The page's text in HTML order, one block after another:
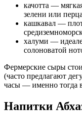
качотта —
зелени или
кашкавал —
халуми —
солоноватой
Фермерские сыры
(часто предлагают
часы — именно тогда
Напитки